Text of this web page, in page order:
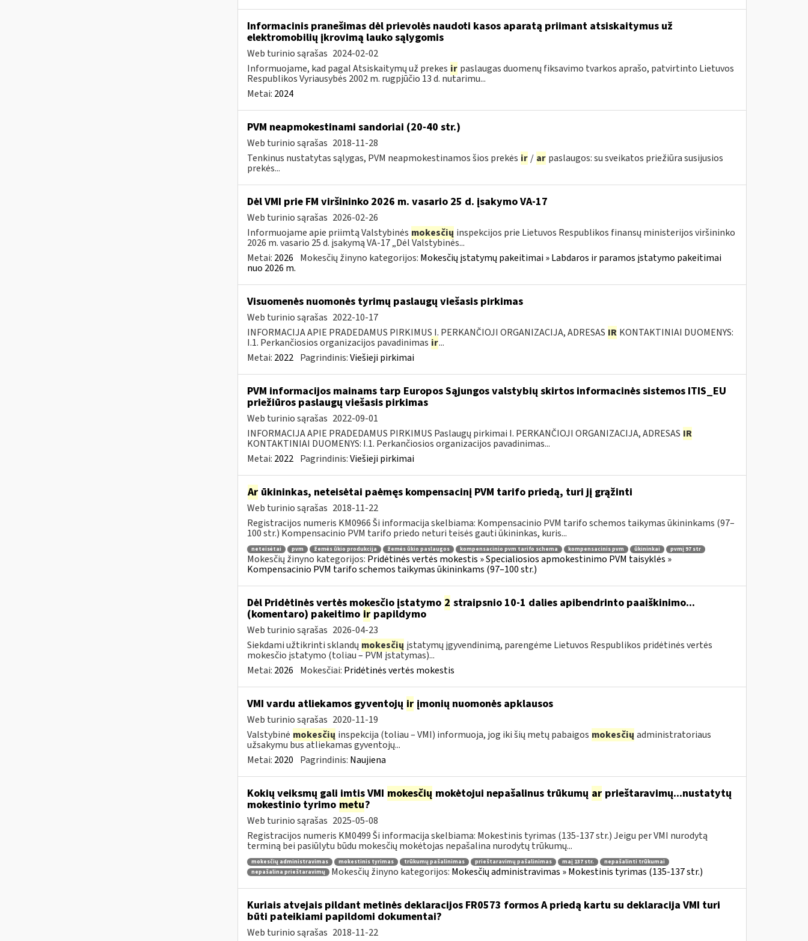
Informacinis pranešimas dėl prievolės naudoti kasos aparatą priimant atsiskaitymus už
elektromobilių įkrovimą lauko sąlygomis
Web turinio sąrašas 2024-02-02
Informuojame, kad pagal Atsiskaitymų už prekes ir paslaugas duomenų fiksavimo tvarkos aprašo, patvirtinto Lietuvos
Respublikos Vyriausybės 2002 m. rugpjūčio 13 d. nutarimu...
Metai: 2024
PVM neapmokestinami sandoriai (20-40 str.)
Web turinio sąrašas 2018-11-28
Tenkinus nustatytas sąlygas, PVM neapmokestinamos šios prekės ir / ar paslaugos: su sveikatos priežiūra susijusios
prekės...
Dėl VMI prie FM viršininko 2026 m. vasario 25 d. įsakymo VA-17
Web turinio sąrašas 2026-02-26
Informuojame apie priimtą Valstybinės mokesčių inspekcijos prie Lietuvos Respublikos finansų ministerijos viršininko
2026 m. vasario 25 d. įsakymą VA-17 „Dėl Valstybinės...
Metai: 2026 Mokesčių žinyno kategorijos: Mokesčių įstatymų pakeitimai » Labdaros ir paramos įstatymo pakeitimai
nuo 2026 m.
Visuomenės nuomonės tyrimų paslaugų viešasis pirkimas
Web turinio sąrašas 2022-10-17
INFORMACIJA APIE PRADEDAMUS PIRKIMUS I. PERKANČIOJI ORGANIZACIJA, ADRESAS IR KONTAKTINIAI DUOMENYS:
I.1. Perkančiosios organizacijos pavadinimas ir...
Metai: 2022 Pagrindinis:Viešieji pirkimai
PVM informacijos mainams tarp Europos Sąjungos valstybių skirtos informacinės sistemos ITIS_EU
priežiūros paslaugų viešasis pirkimas
Web turinio sąrašas 2022-09-01
INFORMACIJA APIE PRADEDAMUS PIRKIMUS Paslaugų pirkimai I. PERKANČIOJI ORGANIZACIJA, ADRESAS IR
KONTAKTINIAI DUOMENYS: I.1. Perkančiosios organizacijos pavadinimas...
Metai: 2022 Pagrindinis:Viešieji pirkimai
Arūkininkas, neteisėtai paėmęs kompensacinį PVM tarifo priedą, turi jį grąžinti
Web turinio sąrašas 2018-11-22
Registracijos numeris KM0966 Ši informacija skelbiama: Kompensacinio PVM tarifo schemos taikymas ūkininkams (97–
100 str.) Kompensacinio PVM tarifo priedo neturi teisės gauti ūkininkas, kuris...
neteisėtai pvm žemės ūkio produkcija žemės ūkio paslaugos kompensacinio pvm tarifo schema kompensacinis pvm ūkininkai pvmį 97 str
Mokesčių žinyno kategorijos: Pridėtinės vertės mokestis » Specialiosios apmokestinimo PVM taisyklės »
Kompensacinio PVM tarifo schemos taikymas ūkininkams (97–100 str.)
Dėl Pridėtinės vertės mokesčio įstatymo 2 straipsnio 10-1 dalies apibendrinto paaiškinimo...
(komentaro) pakeitimo irpapildymo
Web turinio sąrašas 2026-04-23
Siekdami užtikrinti sklandų mokesčių įstatymų įgyvendinimą, parengėme Lietuvos Respublikos pridėtinės vertės
mokesčio įstatymo (toliau – PVM įstatymas)...
Metai: 2026 Mokesčiai: Pridėtinės vertės mokestis
VMI vardu atliekamos gyventojų irįmonių nuomonės apklausos
Web turinio sąrašas 2020-11-19
Valstybinė mokesčių inspekcija (toliau – VMI) informuoja, jog iki šių metų pabaigos mokesčių administratoriaus
užsakymu bus atliekamas gyventojų...
Metai: 2020 Pagrindinis: Naujiena
Kokių veiksmų gali imtis VMI mokesčių mokėtojui nepašalinus trūkumų arprieštaravimų...nustatytų
mokestinio tyrimo metu?
Web turinio sąrašas 2025-05-08
Registracijos numeris KM0499 Ši informacija skelbiama: Mokestinis tyrimas (135-137 str.) Jeigu per VMI nurodytą
terminą bei pasiūlytu būdu mokesčių mokėtojas nepašalina nurodytų trūkumų...
mokesčių administravimas mokestinis tyrimas trūkumų pašalinimas prieštaravimų pašalinimas maį 137 str.
nepašalinti trūkumai
nepašalina prieštaravimų
Mokesčių žinyno kategorijos: Mokesčių administravimas » Mokestinis tyrimas (135-137 str.)
Kuriais atvejais pildant metinės deklaracijos FR0573 formos A priedą kartu su deklaracija VMI turi
būti pateikiami papildomi dokumentai?
Web turinio sąrašas 2018-11-22